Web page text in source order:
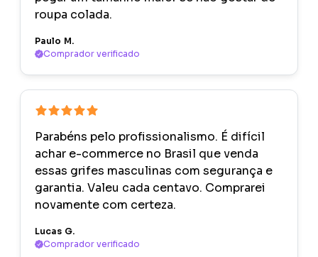
roupa colada.
Paulo M.
Comprador verificado
Parabéns pelo profissionalismo. É difícil
achar e-commerce no Brasil que venda
essas grifes masculinas com segurança e
garantia. Valeu cada centavo. Comprarei
novamente com certeza.
Lucas G.
Comprador verificado